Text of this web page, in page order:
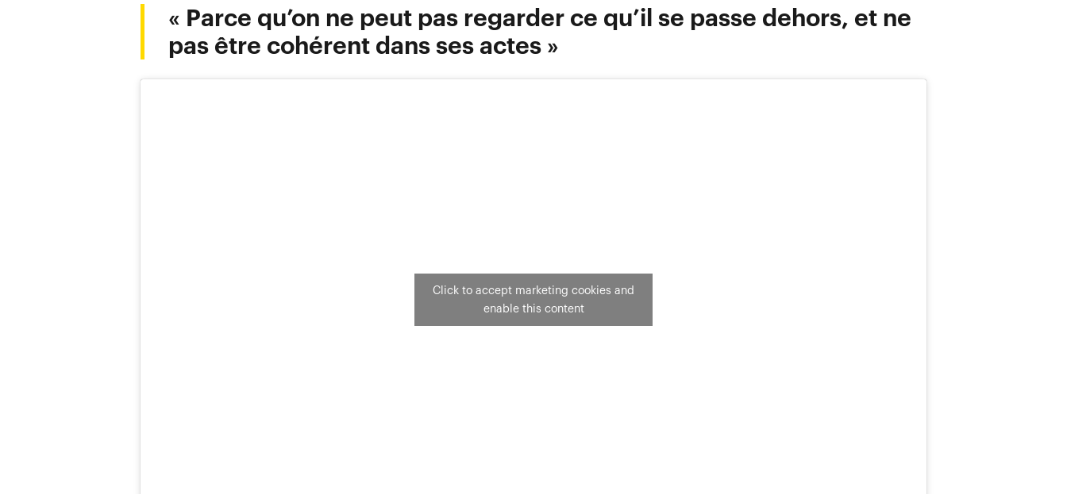
« Parce qu’on ne peut pas regarder ce qu’il se passe dehors, et ne
pas être cohérent dans ses actes »
Click to accept marketing cookies and
enable this content